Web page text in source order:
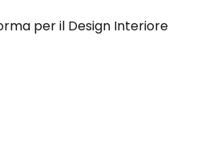
per il Design Interiore